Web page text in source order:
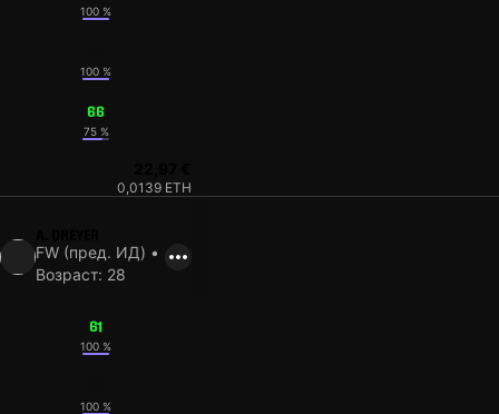
100 %
100 %
66
75 %
0,0139 ETH
FW (пред. ИД) •
Возраст: 28
61
100 %
100 %